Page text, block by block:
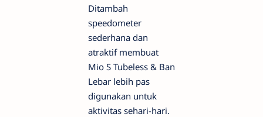
Ditambah
speedometer
sederhana dan
atraktif membuat
Mio S Tubeless & Ban
Lebar lebih pas
digunakan untuk
aktivitas sehari-hari.